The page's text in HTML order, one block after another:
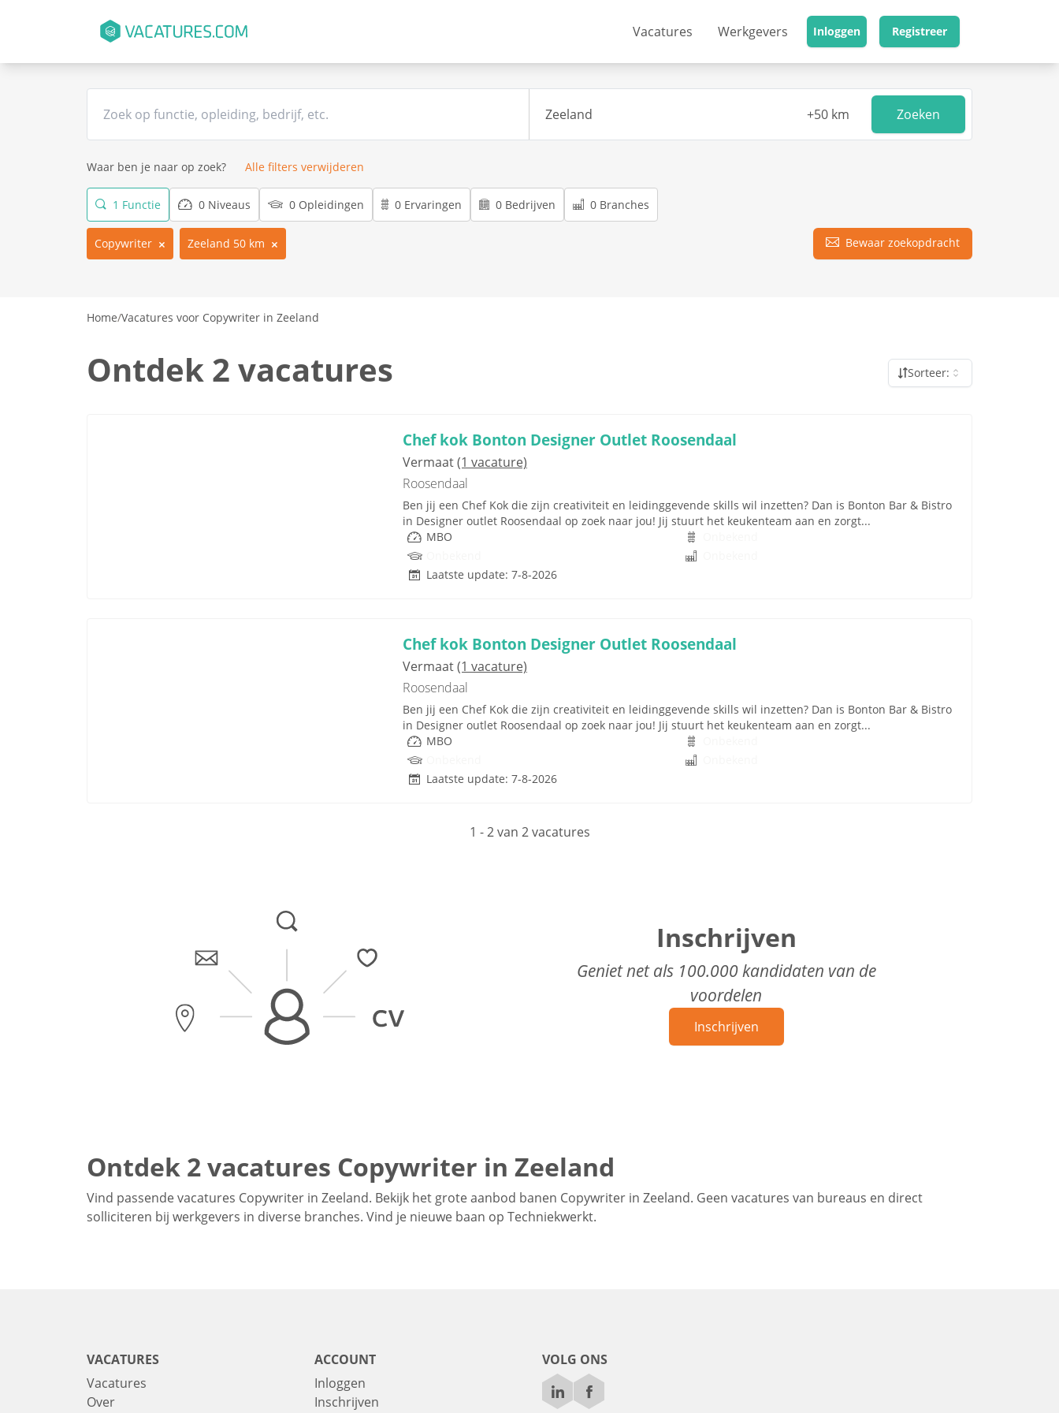
Vacatures Werkgevers Inloggen Registreer
Zoeken
Waar ben je naar op zoek? Alle filters verwijderen
1 Functie 0 Niveaus 0 Opleidingen 0 Ervaringen 0 Bedrijven 0 Branches
Copywriter Zeeland 50 km Bewaar zoekopdracht
Home/Vacatures voor Copywriter in Zeeland
Ontdek 2 vacatures Sorteer:
Chef kok Bonton Designer Outlet Roosendaal
Vermaat(1 vacature)
Roosendaal
Ben jij een Chef Kok die zijn creativiteit en leidinggevende skills wil inzetten? Dan is Bonton Bar & Bistro
in Designer outlet Roosendaal op zoek naar jou! Jij stuurt het keukenteam aan en zorgt...
MBO
Laatste update: 7-8-2026
Chef kok Bonton Designer Outlet Roosendaal
Vermaat(1 vacature)
Roosendaal
Ben jij een Chef Kok die zijn creativiteit en leidinggevende skills wil inzetten? Dan is Bonton Bar & Bistro
in Designer outlet Roosendaal op zoek naar jou! Jij stuurt het keukenteam aan en zorgt...
MBO
Laatste update: 7-8-2026
1 - 2 van 2 vacatures
Inschrijven
Geniet net als 100.000 kandidaten van de
voordelen
Inschrijven
Ontdek 2 vacatures Copywriter in Zeeland
Vind passende vacatures Copywriter in Zeeland. Bekijk het grote aanbod banen Copywriter in Zeeland. Geen vacatures van bureaus en direct
solliciteren bij werkgevers in diverse branches. Vind je nieuwe baan op Techniekwerkt.
VACATURES
Vacatures
Over
ACCOUNT
Inloggen
Inschrijven
VOLG ONS